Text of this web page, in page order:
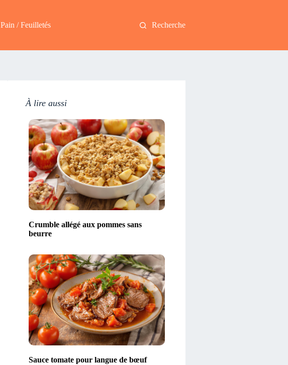
Pain / Feuilletés Recherche
À lire aussi
Crumble allégé aux pommes sans
beurre
Sauce tomate pour langue de bœuf